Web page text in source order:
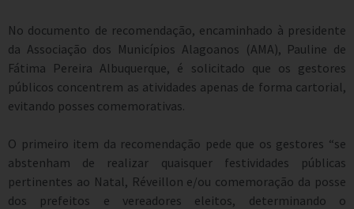
No documento de recomendação, encaminhado à presidente
da Associação dos Municípios Alagoanos (AMA), Pauline de
Fátima Pereira Albuquerque, é solicitado que os gestores
públicos concentrem as atividades apenas de forma cartorial,
evitando posses comemorativas.
O primeiro item da recomendação pede que os gestores “se
abstenham de realizar quaisquer festividades públicas
pertinentes ao Natal, Réveillon e/ou comemoração da posse
dos prefeitos e vereadores eleitos, determinando o